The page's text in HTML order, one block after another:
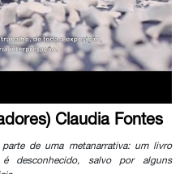
Claudia Fontes
de uma metanarrativa: um livro
desconhecido, salvo por alguns